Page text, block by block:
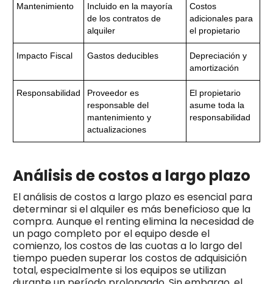
Mantenimiento
Incluido en la mayoría
de los contratos de
alquiler
Costos
adicionales para
el propietario
Impacto Fiscal Gastos deducibles
Depreciación y
amortización
Responsabilidad
Proveedor es
responsable del
mantenimiento y
actualizaciones
El propietario
asume toda la
responsabilidad
Análisis de costos a largo plazo
El análisis de costos a largo plazo es esencial para
determinar si el alquiler es más beneficioso que la
compra. Aunque el renting elimina la necesidad de
un pago completo por el equipo desde el
comienzo, los costos de las cuotas a lo largo del
tiempo pueden superar los costos de adquisición
total, especialmente si los equipos se utilizan